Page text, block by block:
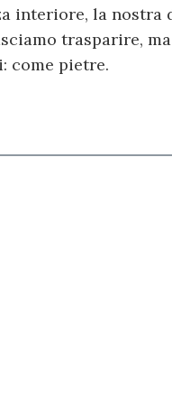
interiore, la nostra
trasparire, ma
come pietre.